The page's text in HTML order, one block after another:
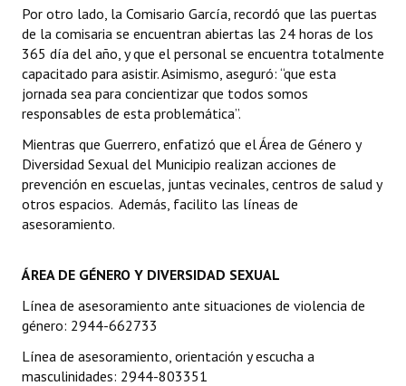
Informes de Unidad Coordinadora
Ejecución Presupuestaria
Actas de Audiencias Públicas
NORMATIVA
Comunicaciones
Declaraciones
INSTITUCIONAL
Antiguos Pobladores
Por otro lado, la Comisario García, recordó que las puertas
de la comisaria se encuentran abiertas las 24 horas de los
365 día del año, y que el personal se encuentra totalmente
capacitado para asistir. Asimismo, aseguró: “que esta
jornada sea para concientizar que todos somos
responsables de esta problemática”.
Mientras que Guerrero, enfatizó que el Área de Género y
Diversidad Sexual del Municipio realizan acciones de
prevención en escuelas, juntas vecinales, centros de salud y
otros espacios. Además, facilito las líneas de
asesoramiento.
ÁREA DE GÉNERO Y DIVERSIDAD SEXUAL
Línea de asesoramiento ante situaciones de violencia de
género: 2944-662733
Línea de asesoramiento, orientación y escucha a
masculinidades: 2944-803351